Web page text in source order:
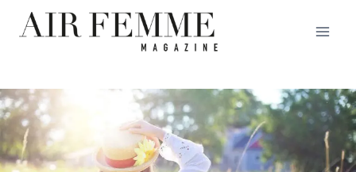
Saltar